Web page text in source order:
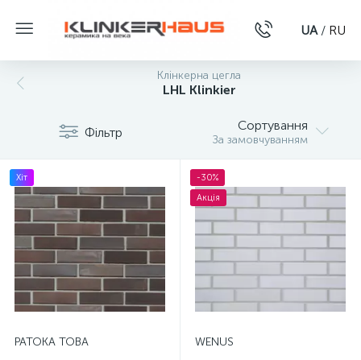
UA/ RU
Клінкерна цегла
LHL Klinkier
Фільтр Сортування
За замовчуванням
Хіт
PATOKA TOBA
-30%
Акція
WENUS